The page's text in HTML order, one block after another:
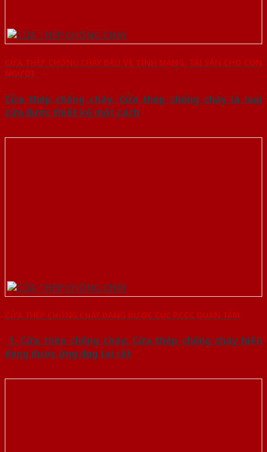
CỬA THÉP CHỐNG CHÁY BẢO VỆ TÍNH MẠNG, TÀI SẢN CHO CON
NGƯỜI
Cửa thép chống cháy: Cửa thép chống cháy là loại
cửa được thiết kế một cách
CỬA THÉP CHỐNG CHÁY ĐANG ĐƯỢC CỤC PCCC QUAN TÂM
1. Cửa thép chống cháy: Cửa thép chống cháy hiện
đang được ứng dụng tại rất